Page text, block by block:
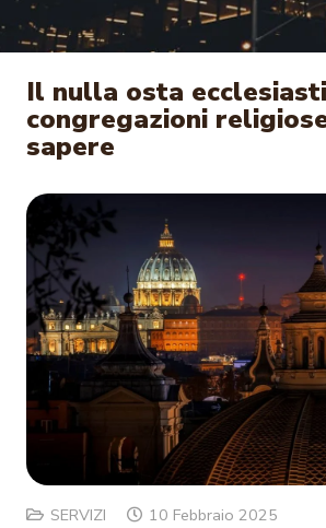
Il nulla osta
congregazioni
sapere
SERVIZI 10 Febbraio 2025